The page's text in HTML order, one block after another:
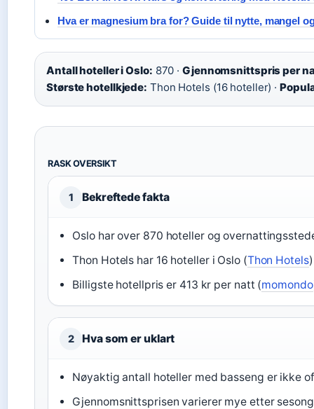
Hva er magnesium bra for? Guide til nytte, mangel
Antall hoteller i Oslo: 870 ·Gjennomsnittspris per
Største hotellkjede: Thon Hotels (16 hoteller) ·
RASK OVERSIKT
1 Bekreftede fakta
Oslo har over 870 hoteller og
Thon Hotels har 16 hoteller i Oslo (Thon Hotels)
Billigste hotellpris er 413 kr per natt (momondo
2 Hva som er uklart
Nøyaktig antall hoteller med basseng er ikke
Gjennomsnittsprisen varierer mye etter